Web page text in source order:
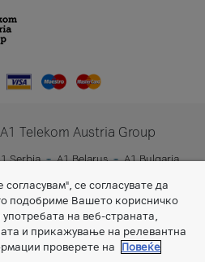
Telekom Austria Group
Serbia A1 Belarus
A1 Bulgaria
се согласувате да
подобриме Вашето корисничко
на веб-страната,
и прикажување на релевантна
проверете на
Повеќе